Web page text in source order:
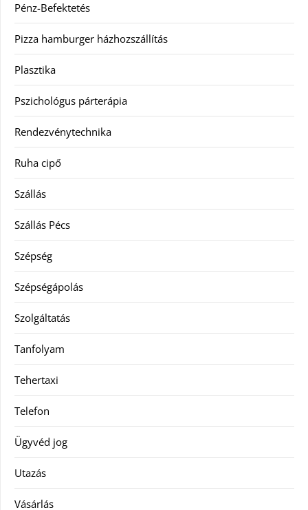
Pénz-Befektetés
Pizza hamburger házhozszállítás
Plasztika
Pszichológus párterápia
Rendezvénytechnika
Ruha cipő
Szállás
Szállás Pécs
Szépség
Szépségápolás
Szolgáltatás
Tanfolyam
Tehertaxi
Telefon
Ügyvéd jog
Utazás
Vásárlás